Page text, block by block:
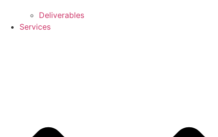
Deliverables
Services